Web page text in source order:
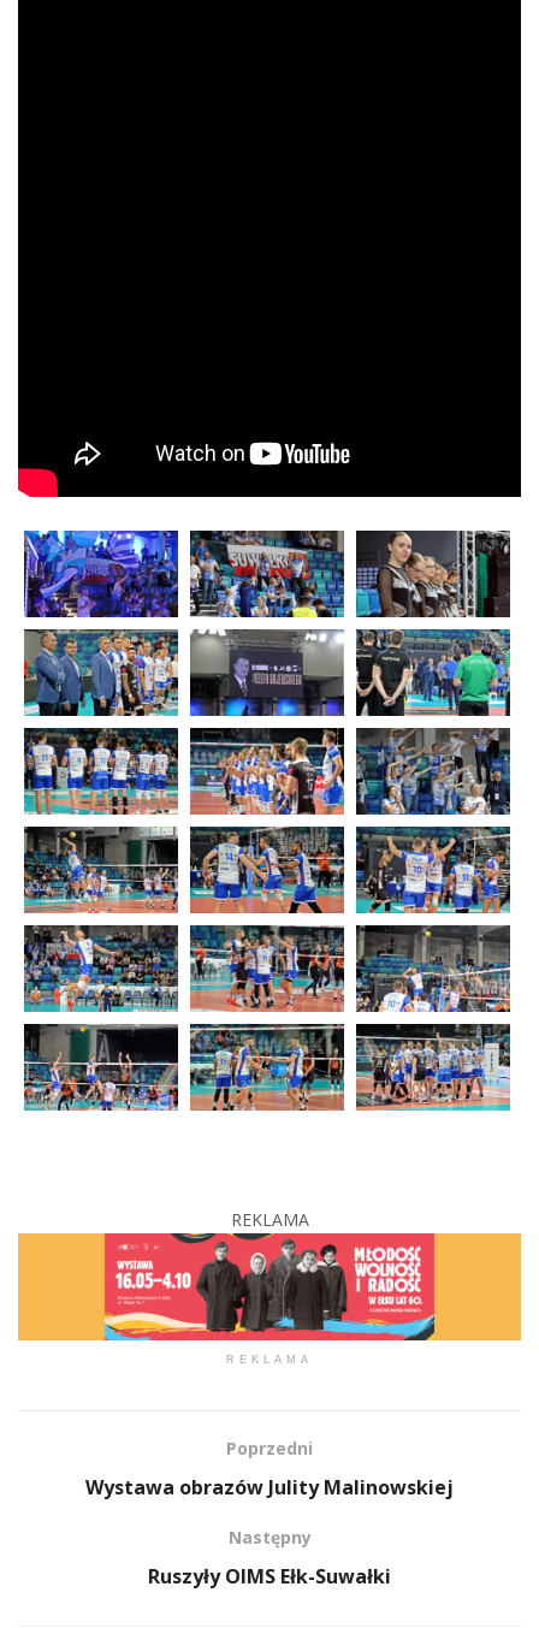
REKLAMA
REKLAMA
Poprzedni
Wystawa obrazów Julity Malinowskiej
Następny
Ruszyły OIMS Ełk-Suwałki